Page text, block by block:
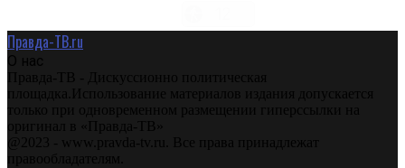
Правда-ТВ.ru
О нас
Правда-ТВ - Дискуссионно политическая
площадка.Использование материалов издания допускается
только при одновременном размещении гиперссылки на
оригинал в «Правда-ТВ»
@2023 - www.pravda-tv.ru. Все права принадлежат
правообладателям.